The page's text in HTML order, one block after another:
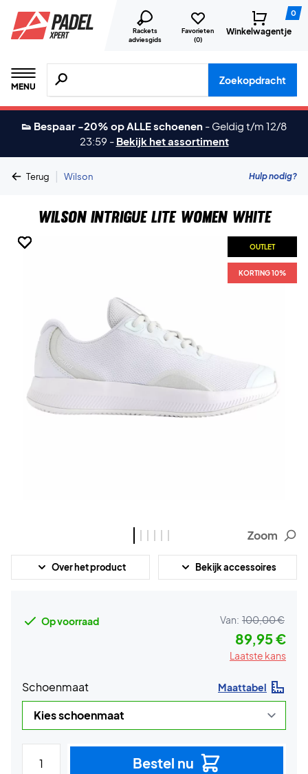
Rackets
adviesgids
Favorieten
(0)
0
Winkelwagentje
MENU
Zoeken naar producten, merken etc.
Zoekopdracht
👟 Bespaar -20% op ALLE schoenen - Geldig t/m 12/8
23:59 - Bekijk het assortiment
Terug | Wilson Hulp nodig?
Wilson Intrigue Lite Women White
OUTLET
KORTING 10%
OUTLET
KORTING 10%
OUTLET
KORTING 10%
OUTLET
KORTING 10%
OUTLET
KORTING 10%
OUTLET
KORTING 10%
Zoom
Over het product Bekijk accessoires
Op voorraad Van: 100,00 €
89,95 €
Laatste kans
Schoenmaat Maattabel
Bestel nu